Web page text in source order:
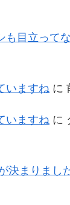
も目立って
いますね に
いますね に
決まりまし